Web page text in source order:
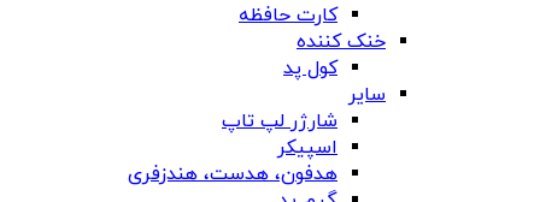
کارت حافظه
خنک کننده
کول پد
سایر
شارژر لپ تاپ
اسپیکر
هدفون، هدست، هندزفری